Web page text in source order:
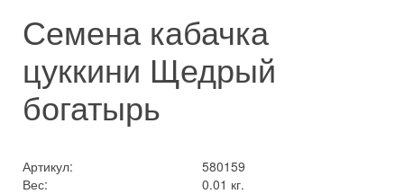
Семена кабачка
цуккини Щедрый
богатырь
Артикул:
580159
Вес:
0.01 кг.